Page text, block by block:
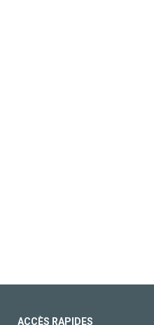
ACCÈS RAPIDES